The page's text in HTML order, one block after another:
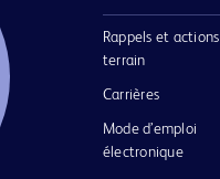
Rappels et
terrain
Carrières
Mode d’emploi
électronique